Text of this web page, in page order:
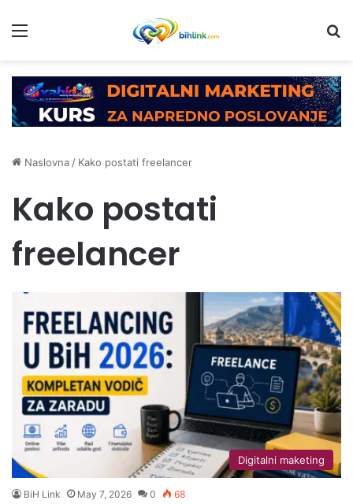
Menu
Naslovna/ Kako postati freelancer
Kako postati
freelancer
Digitalni maketing
BiH Link May 7, 2026 0 68